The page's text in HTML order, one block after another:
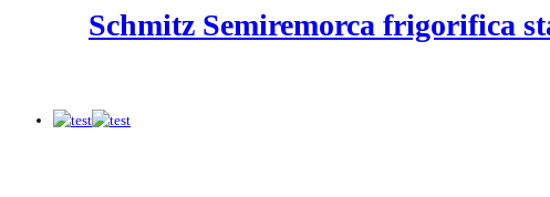
Schmitz Semiremorca frigorifica